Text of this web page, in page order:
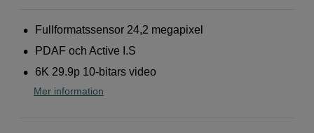
Fullformatssensor 24,2 megapixel
PDAF och Active I.S
6K 29.9p 10-bitars video
Mer information